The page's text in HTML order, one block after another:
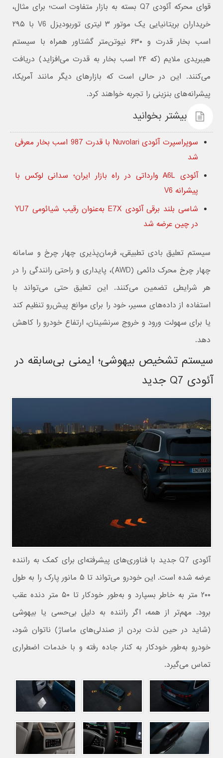
قوای محرکه آئودی Q7 بسته به بازار متفاوت است؛ برای مثال،
خریداران بریتانیایی یک موتور ۳ لیتری توربودیزل V6 با ۲۹۵
اسب بخار قدرت و ۶۳۰ نیوتن‌متر گشتاور همراه با سیستم
هیبریدی ملایم (که ۲۴ اسب بخار به قدرت می‌افزاید) دریافت
می‌کنند. این در حالی است که بازارهای دیگر مانند آمریکا،
پیشرانه‌های بنزینی را تجربه خواهند کرد.
بیشتر بخوانید
سوپراسپرت آئودی Nuvolari با قدرت 987 اسب بخار معرفی
شد
آئودی A6L وارداتی در راه بازار ایران؛ سدانی لوکس با
پیشرانه V6
شاسی بلند برقی آئودی E7X به‌عنوان رقیب شیائومی YU7
در چین عرضه شد
سیستم تعلیق بادی تطبیقی، فرمان‌پذیری چهار چرخ و سامانه
چهار چرخ محرک دائمی (AWD)، پایداری و راحتی رانندگی را در
هر شرایطی تضمین می‌کنند. این تعلیق حتی می‌تواند با
استفاده از داده‌های مسیر، خود را برای موانع پیش‌رو تنظیم کند
یا برای سهولت ورود و خروج سرنشینان، ارتفاع خودرو را کاهش
دهد.
سیستم تشخیص بیهوشی؛ ایمنی بی‌سابقه در
آئودی Q7 جدید
آئودی Q7 جدید با فناوری‌های پیشرفته‌ای برای کمک به راننده
عرضه شده است. این خودرو می‌تواند تا ۵ مانور پارک را به طول
۲۰۰ متر به خاطر بسپارد و به‌طور خودکار تا ۵۰ متر دنده عقب
برود. مهم‌تر از همه، اگر راننده به دلیل بی‌حسی یا بیهوشی
(شاید در حین لذت بردن از صندلی‌های ماساژ) ناتوان شود،
خودرو به‌طور خودکار به کنار جاده رفته و با خدمات اضطراری
تماس می‌گیرد.